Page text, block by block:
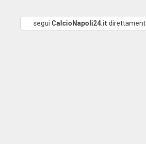
segui CalcioNapoli24.it